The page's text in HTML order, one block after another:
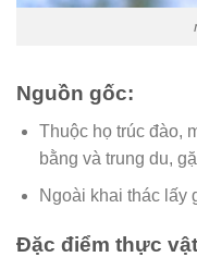
Nguồn gốc:
Thuộc họ trúc đào,
bằng và trung du,
Ngoài khai thác lấy
Đặc điểm thực